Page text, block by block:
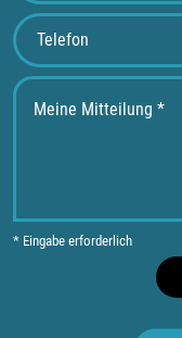
* Eingabe erforderlich